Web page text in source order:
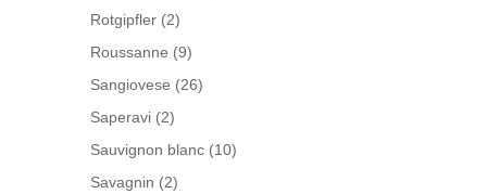
Rotgipfler (2)
Roussanne (9)
Sangiovese (26)
Saperavi (2)
Sauvignon blanc (10)
Savagnin (2)